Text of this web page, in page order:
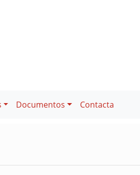
Documentos Contacta